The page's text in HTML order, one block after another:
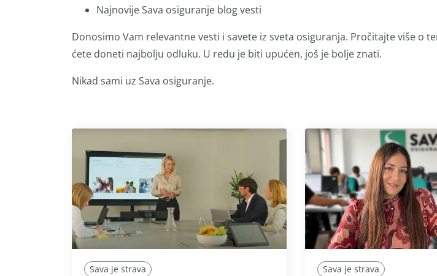
Najnovije Sava osiguranje blog vesti
Donosimo Vam relevantne vesti i savete iz sveta osiguranja. Pročitajte više o
ćete doneti najbolju odluku. U redu je biti upućen, još je bolje znati.
Nikad sami uz Sava osiguranje.
Sava je strava Sava je strava